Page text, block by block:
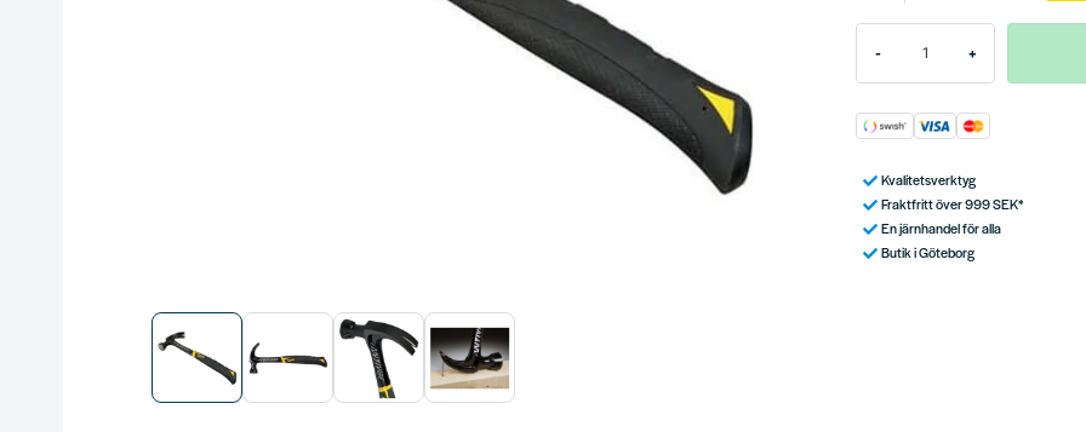
- +
Kvalitetsverktyg
Fraktfritt över 999 SEK*
En järnhandel för alla
Butik i Göteborg